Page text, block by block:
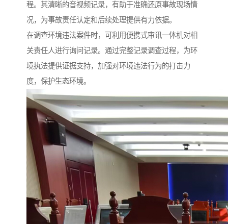
程。其清晰的音视频记录，有助于准确还原事故现场情
况，为事故责任认定和后续处理提供有力依据。​
在调查环境违法案件时，可利用便携式审讯一体机对相
关责任人进行询问记录。通过完整记录调查过程，为环
境执法提供证据支持，加强对环境违法行为的打击力
度，保护生态环境。​